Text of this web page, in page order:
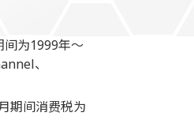
为1999年～
、
期间消费税为